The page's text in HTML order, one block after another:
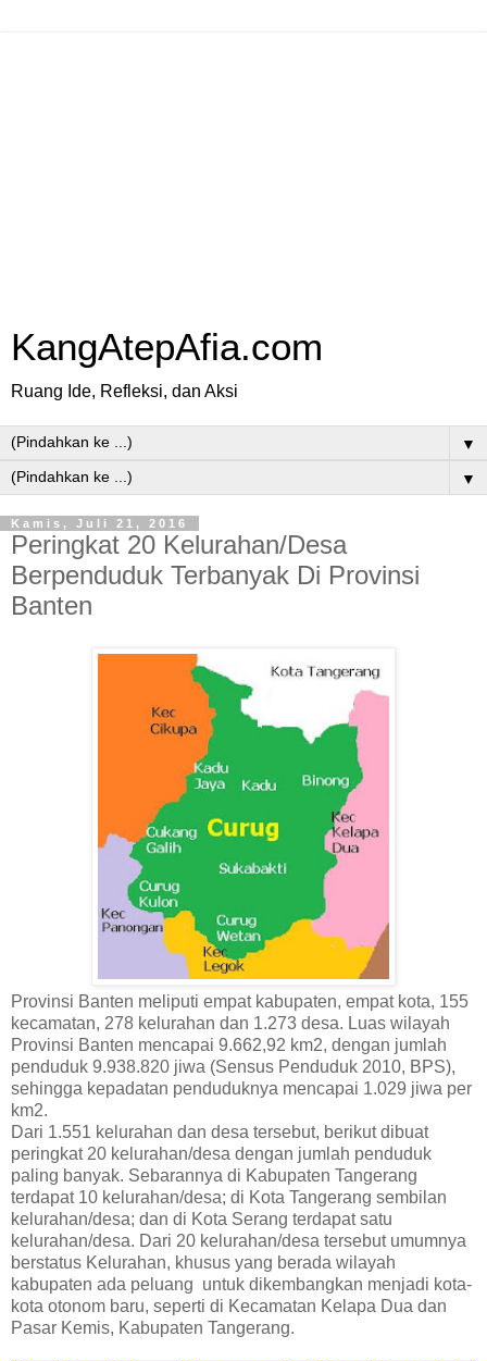
KangAtepAfia.com
Ruang Ide, Refleksi, dan Aksi
▼
▼
Kamis, Juli 21, 2016
Peringkat 20 Kelurahan/Desa
Berpenduduk Terbanyak Di Provinsi
Banten
Provinsi Banten meliputi empat kabupaten, empat kota, 155
kecamatan, 278 kelurahan dan 1.273 desa. Luas wilayah
Provinsi Banten mencapai 9.662,92 km2, dengan jumlah
penduduk 9.938.820 jiwa (Sensus Penduduk 2010, BPS),
sehingga kepadatan penduduknya mencapai 1.029 jiwa per
km2.
Dari 1.551 kelurahan dan desa tersebut, berikut dibuat
peringkat 20 kelurahan/desa dengan jumlah penduduk
paling banyak. Sebarannya di Kabupaten Tangerang
terdapat 10 kelurahan/desa; di Kota Tangerang sembilan
kelurahan/desa; dan di Kota Serang terdapat satu
kelurahan/desa. Dari 20 kelurahan/desa tersebut umumnya
berstatus Kelurahan, khusus yang berada wilayah
kabupaten ada peluang untuk dikembangkan menjadi kota-
kota otonom baru, seperti di Kecamatan Kelapa Dua dan
Pasar Kemis, Kabupaten Tangerang.